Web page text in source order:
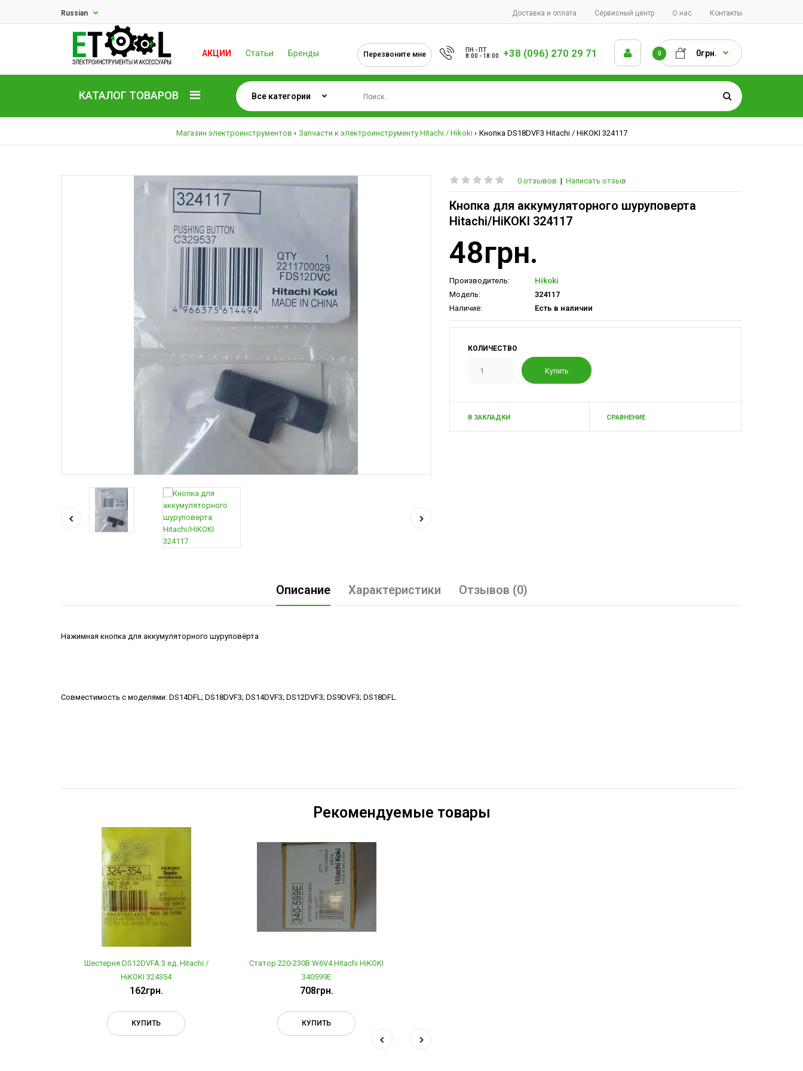
Доставка и оплата Сервисный центр О нас Контакты
Russian
АКЦИИ Статьи Бренды Перезвоните мне
ПН - ПТ
8:00 - 18:00
+38 (096) 270 29 71 0 0грн.
КАТАЛОГ ТОВАРОВ
Магазин электроинструментов Запчасти к электроинструменту Hitachi / Hikoki Кнопка DS18DVF3 Hitachi / HiKOKI 324117
0 отзывов | Написать отзыв
Кнопка для аккумуляторного шуруповерта
Hitachi/HiKOKI 324117
48грн.
Производитель:
Hikoki
Модель:
324117
Наличие:
Есть в наличии
КОЛИЧЕСТВО
В ЗАКЛАДКИ СРАВНЕНИЕ
Описание Характеристики Отзывов (0)
Нажимная кнопка для аккумуляторного шуруповёрта
Совместимость с моделями: DS14DFL; DS18DVF3; DS14DVF3; DS12DVF3; DS9DVF3; DS18DFL.
Рекомендуемые товары
Шестерня DS12DVFA 3 ед. Hitachi /
HiKOKI 324354
162грн.
КУПИТЬ
Статор 220-230В W6V4 Hitachi HiKOKI
340599E
708грн.
КУПИТЬ